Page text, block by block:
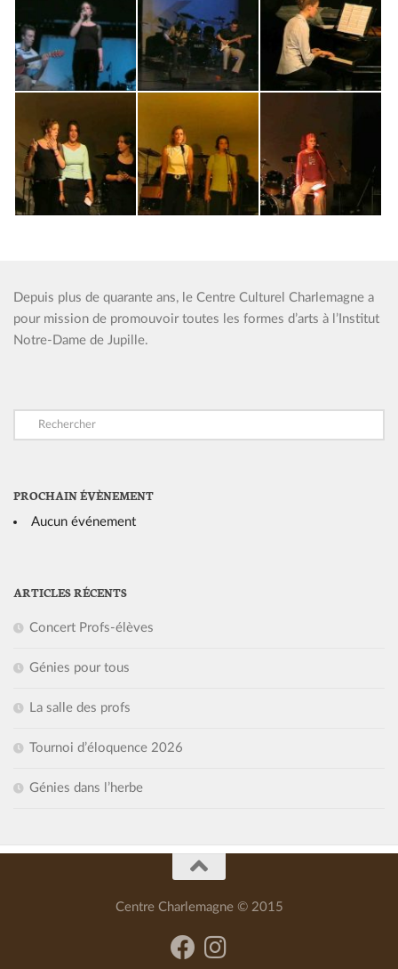
Depuis plus de quarante ans, le Centre Culturel Charlemagne a
pour mission de promouvoir toutes les formes d’arts à l’Institut
Notre-Dame de Jupille.
PROCHAIN ÉVÈNEMENT
Aucun événement
ARTICLES RÉCENTS
Concert Profs-élèves
Génies pour tous
La salle des profs
Tournoi d’éloquence 2026
Génies dans l’herbe
Centre Charlemagne © 2015